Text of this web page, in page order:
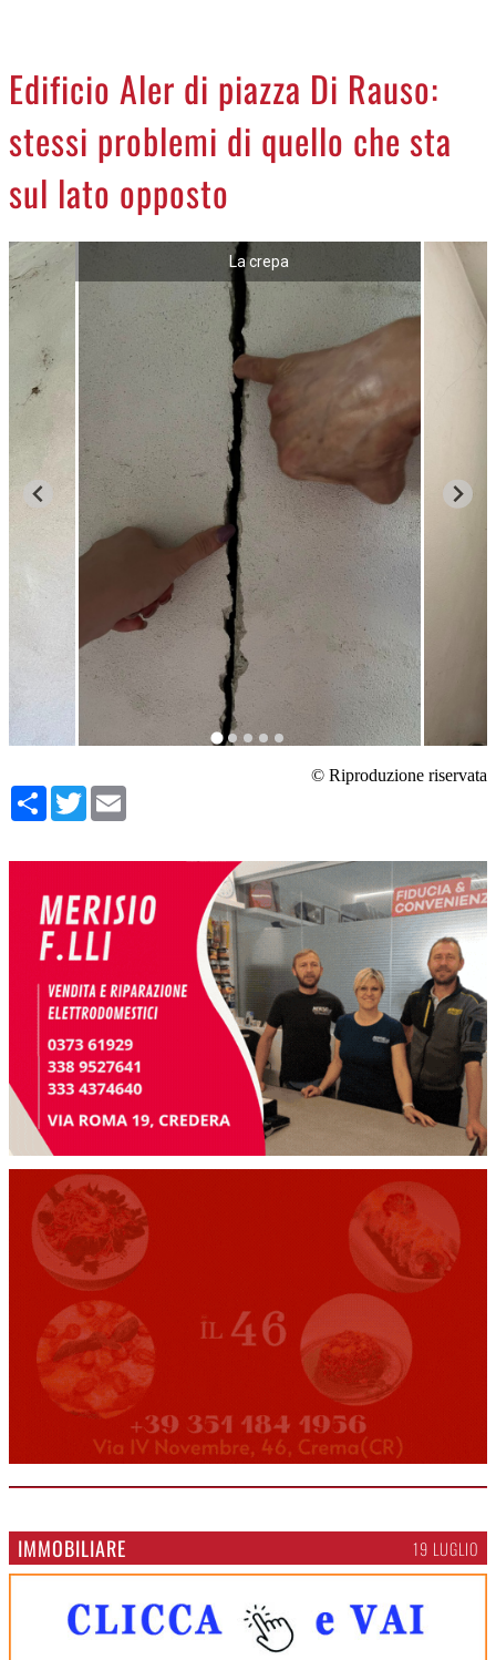
LA PIAZZA
ANIMALI
ACCEDI
Edificio Aler di piazza Di Rauso:
stessi problemi di quello che sta
sul lato opposto
La crepa
© Riproduzione riservata
Condividi
Twitter
IMMOBILIARE 19 LUGLIO